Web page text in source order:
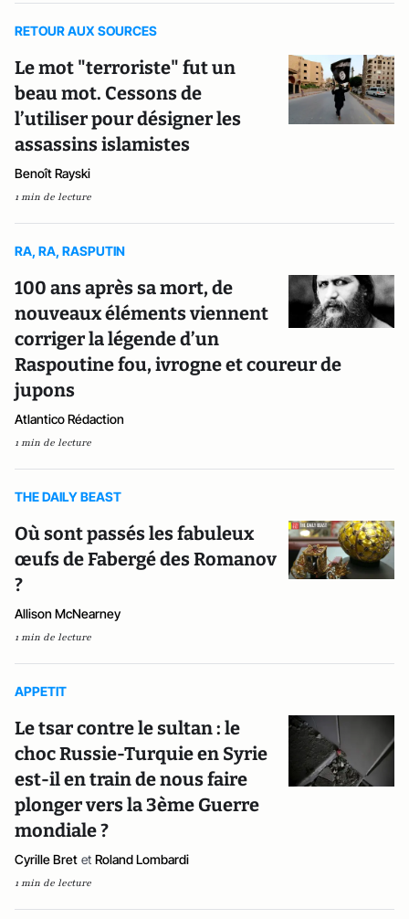
RETOUR AUX SOURCES
Le mot "terroriste" fut un
beau mot. Cessons de
l’utiliser pour désigner les
assassins islamistes
Benoît Rayski
1 min de lecture
RA, RA, RASPUTIN
100 ans après sa mort, de
nouveaux éléments viennent
corriger la légende d’un
Raspoutine fou, ivrogne et coureur de
jupons
Atlantico Rédaction
1 min de lecture
THE DAILY BEAST
Où sont passés les fabuleux
œufs de Fabergé des Romanov
?
Allison McNearney
1 min de lecture
APPETIT
Le tsar contre le sultan : le
choc Russie-Turquie en Syrie
est-il en train de nous faire
plonger vers la 3ème Guerre
mondiale ?
Cyrille Bret et Roland Lombardi
1 min de lecture